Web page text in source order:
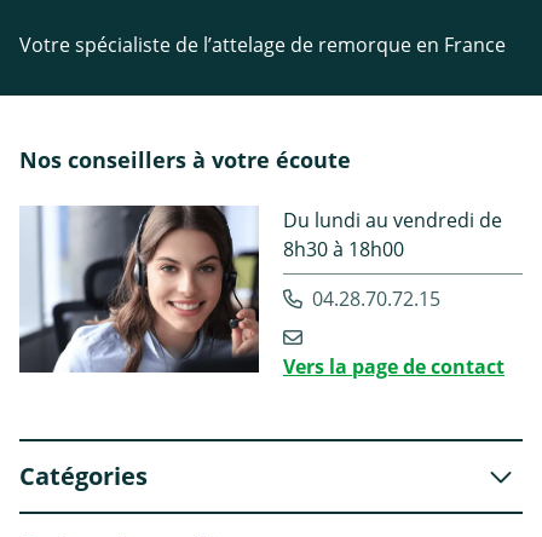
Votre spécialiste de l’attelage de remorque en France
Nos conseillers à votre écoute
Du lundi au vendredi de
8h30 à 18h00
04.28.70.72.15
Vers la page de contact
Catégories